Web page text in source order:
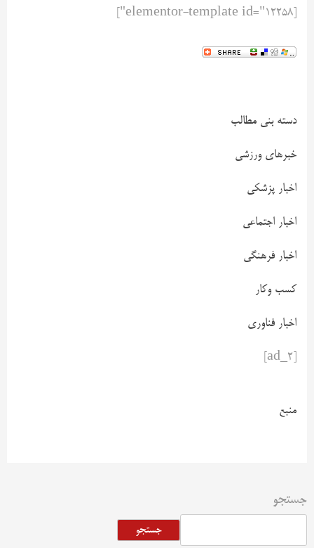
دسته بنی مطالب
خبرهای ورزشی
اخبار پزشکی
اخبار اجتماعی
اخبار فرهنگی
کسب وکار
اخبار فناوری
منبع
جستجو
جستجو